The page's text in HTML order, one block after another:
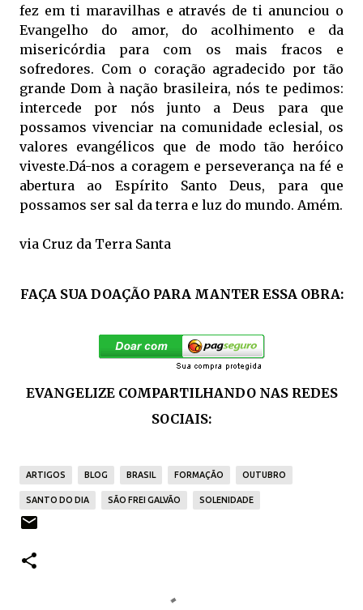
fez em ti maravilhas e através de ti anunciou o
Evangelho do amor, do acolhimento e da
misericórdia para com os mais fracos e
sofredores. Com o coração agradecido por tão
grande Dom à nação brasileira, nós te pedimos:
intercede por nós junto a Deus para que
possamos vivenciar na comunidade eclesial, os
valores evangélicos que de modo tão heróico
viveste.Dá-nos a coragem e perseverança na fé e
abertura ao Espírito Santo Deus, para que
possamos ser sal da terra e luz do mundo. Amém.
via Cruz da Terra Santa
FAÇA SUA DOAÇÃO PARA MANTER ESSA OBRA:
EVANGELIZE COMPARTILHANDO NAS REDES
SOCIAIS:
ARTIGOS BLOG BRASIL FORMAÇÃO OUTUBRO
SANTO DO DIA SÃO FREI GALVÃO SOLENIDADE